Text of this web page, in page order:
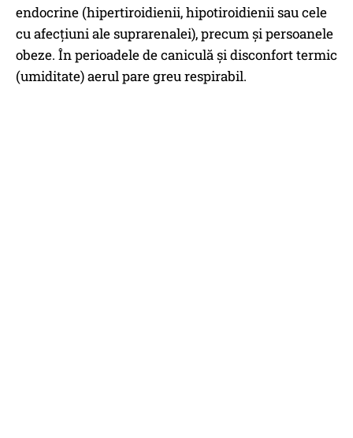
endocrine (hipertiroidienii, hipotiroidienii sau cele
cu afecțiuni ale suprarenalei), precum și persoanele
obeze. În perioadele de caniculă și disconfort termic
(umiditate) aerul pare greu respirabil.